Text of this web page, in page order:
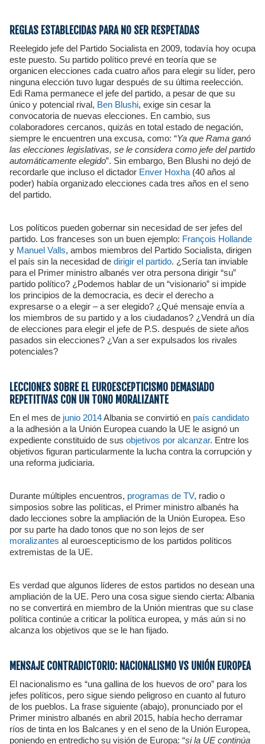
REGLAS ESTABLECIDAS PARA NO SER RESPETADAS
Reelegido jefe del Partido Socialista en 2009, todavía hoy ocupa
este puesto. Su partido político prevé en teoría que se
organicen elecciones cada cuatro años para elegir su líder, pero
ninguna elección tuvo lugar después de su última reelección.
Edi Rama permanece el jefe del partido, a pesar de que su
único y potencial rival, Ben Blushi, exige sin cesar la
convocatoria de nuevas elecciones. En cambio, sus
colaboradores cercanos, quizás en total estado de negación,
siempre le encuentren una excusa, como: “Ya que Rama ganó
las elecciones legislativas, se le considera como jefe del partido
automáticamente elegido”. Sin embargo, Ben Blushi no dejó de
recordarle que incluso el dictador Enver Hoxha (40 años al
poder) había organizado elecciones cada tres años en el seno
del partido.
Los políticos pueden gobernar sin necesidad de ser jefes del
partido. Los franceses son un buen ejemplo: François Hollande
y Manuel Valls, ambos miembros del Partido Socialista, dirigen
el país sin la necesidad de dirigir el partido. ¿Sería tan inviable
para el Primer ministro albanés ver otra persona dirigir “su”
partido político? ¿Podemos hablar de un “visionario” si impide
los principios de la democracia, es decir el derecho a
expresarse o a elegir – a ser elegido? ¿Qué mensaje envía a
los miembros de su partido y a los ciudadanos? ¿Vendrá un día
de elecciones para elegir el jefe de P.S. después de siete años
pasados sin elecciones? ¿Van a ser expulsados los rivales
potenciales?
LECCIONES SOBRE EL EUROESCEPTICISMO DEMASIADO
REPETITIVAS CON UN TONO MORALIZANTE
En el mes de junio 2014Albania se convirtió en país candidato
a la adhesión a la Unión Europea cuando la UE le asignó un
expediente constituido de sus objetivos por alcanzar. Entre los
objetivos figuran particularmente la lucha contra la corrupción y
una reforma judiciaria.
Durante múltiples encuentros, programas de TV, radio o
simposios sobre las políticas, el Primer ministro albanés ha
dado lecciones sobre la ampliación de la Unión Europea. Eso
por su parte ha dado tonos que no son lejos de ser
moralizantes al euroescepticismo de los partidos políticos
extremistas de la UE.
Es verdad que algunos líderes de estos partidos no desean una
ampliación de la UE. Pero una cosa sigue siendo cierta: Albania
no se convertirá en miembro de la Unión mientras que su clase
política continúe a criticar la política europea, y más aún si no
alcanza los objetivos que se le han fijado.
MENSAJE CONTRADICTORIO: NACIONALISMO VS UNIÓN EUROPEA
El nacionalismo es “una gallina de los huevos de oro” para los
jefes políticos, pero sigue siendo peligroso en cuanto al futuro
de los pueblos. La frase siguiente (abajo), pronunciado por el
Primer ministro albanés en abril 2015, había hecho derramar
ríos de tinta en los Balcanes y en el seno de la Unión Europea,
poniendo en entredicho su visión de Europa: “si la UE continúa